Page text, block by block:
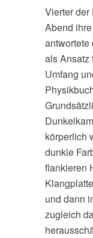
Vierter der
Abend
antwortete
als Ansatz
Umfang
körperlich
dunkle
flankieren
und dann
zugleich